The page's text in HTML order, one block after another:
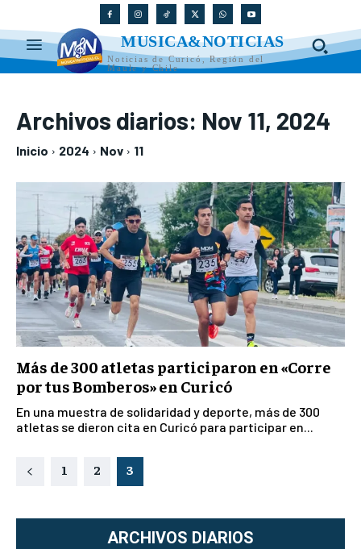
MUSICA&NOTICIAS
Noticias de Curicó, Región del
Maule y Chile
Archivos diarios: Nov 11, 2024
Inicio 2024 Nov 11
Más de 300 atletas participaron en «Corre
por tus Bomberos» en Curicó
En una muestra de solidaridad y deporte, más de 300
atletas se dieron cita en Curicó para participar en...
1 2 3
ARCHIVOS DIARIOS